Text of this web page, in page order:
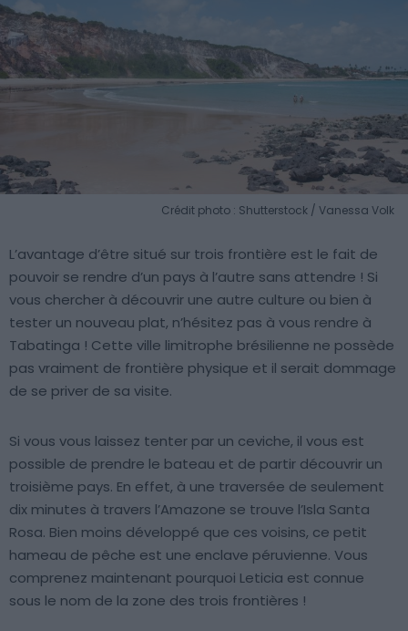
Crédit photo : Shutterstock / Vanessa Volk
L’avantage d’être situé sur trois frontière est le fait de
pouvoir se rendre d’un pays à l’autre sans attendre ! Si
vous chercher à découvrir une autre culture ou bien à
tester un nouveau plat, n’hésitez pas à vous rendre à
Tabatinga ! Cette ville limitrophe brésilienne ne possède
pas vraiment de frontière physique et il serait dommage
de se priver de sa visite.
Si vous vous laissez tenter par un ceviche, il vous est
possible de prendre le bateau et de partir découvrir un
troisième pays. En effet, à une traversée de seulement
dix minutes à travers l’Amazone se trouve l’Isla Santa
Rosa. Bien moins développé que ces voisins, ce petit
hameau de pêche est une enclave péruvienne. Vous
comprenez maintenant pourquoi Leticia est connue
sous le nom de la zone des trois frontières !